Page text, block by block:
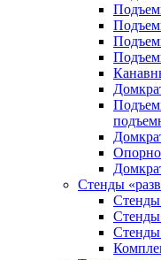
Стенды
Стенды
Стенды